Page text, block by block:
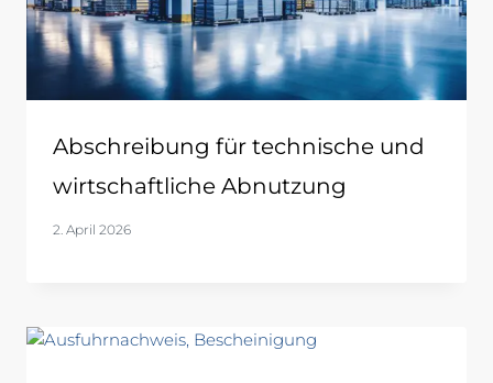
Abschreibung für technische und
wirtschaftliche Abnutzung
2. April 2026